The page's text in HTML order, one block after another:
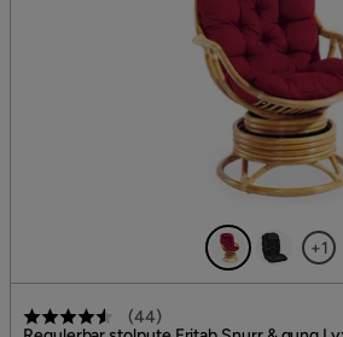
+1
(44)